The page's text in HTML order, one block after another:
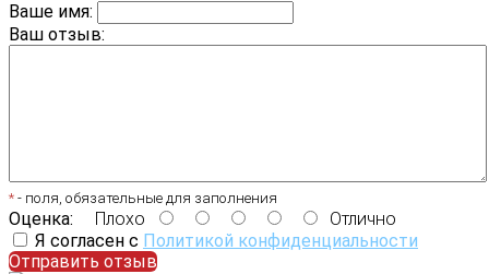
Ваше имя:
Ваш отзыв:
* - поля, обязательные для заполнения
Оценка: Плохо
Отлично
Я согласен с Политикой конфиденциальности
Отправить отзыв